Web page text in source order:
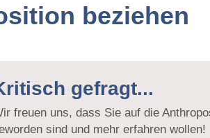
beziehen
gefragt...
freuen uns, dass Sie auf die
sind und mehr erfahren wollen!